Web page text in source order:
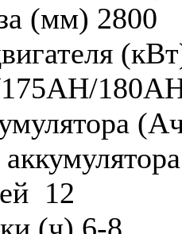
(мм) 2800
12
(ч) 6-8